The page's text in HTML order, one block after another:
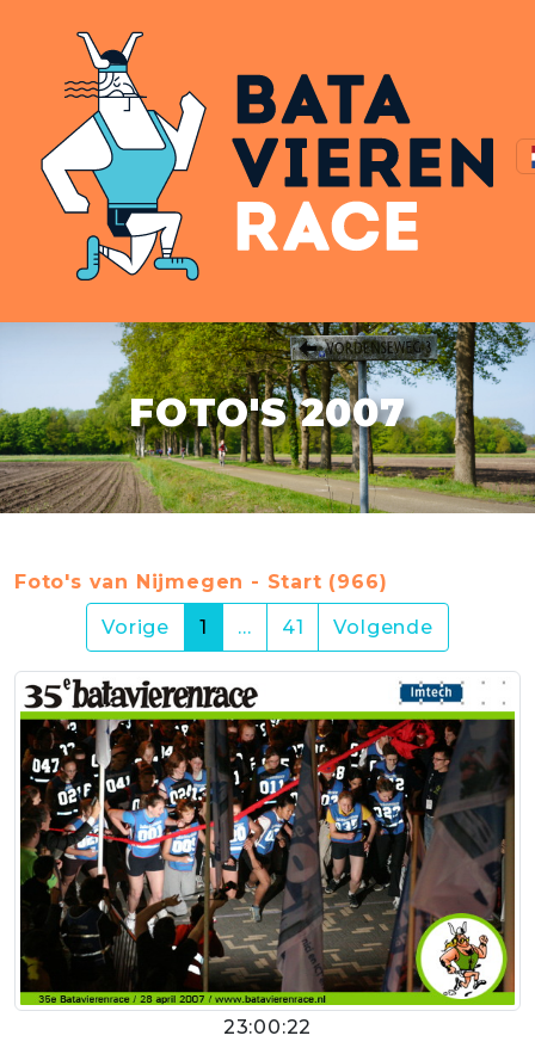
FOTO'S 2007
Foto's van Nijmegen - Start (966)
Vorige
1 (current)
… 41 Volgende
23:00:22